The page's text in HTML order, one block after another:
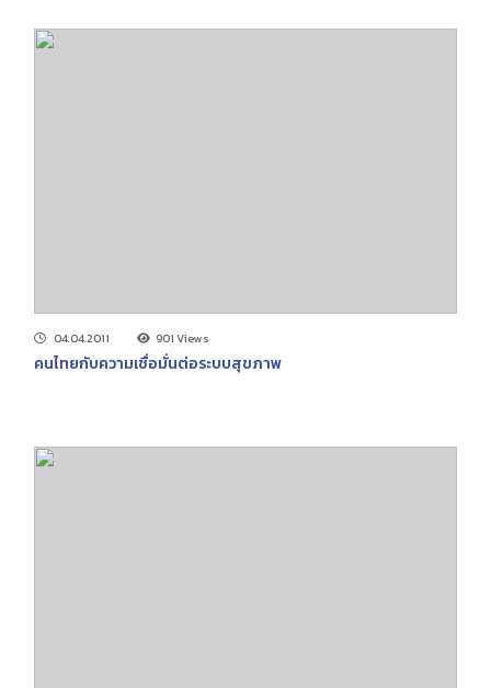
04.04.2011 901 Views
คนไทยกับความเชื่อมั่นต่อระบบสุขภาพ